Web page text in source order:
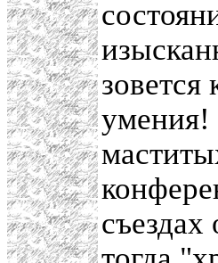
зовется
умения!